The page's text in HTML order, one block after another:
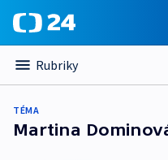
Rubriky
TÉMA
Martina